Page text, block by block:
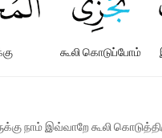
கூலி கொடுப்போம்
நாம் இவ்வாறே கூலி